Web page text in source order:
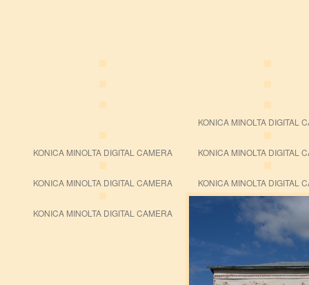
KONICA MINOLTA DIGITAL
KONICA MINOLTA DIGITAL CAMERA KONICA MINOLTA DIGITAL
KONICA MINOLTA DIGITAL CAMERA KONICA MINOLTA DIGITAL
KONICA MINOLTA DIGITAL CAMERA